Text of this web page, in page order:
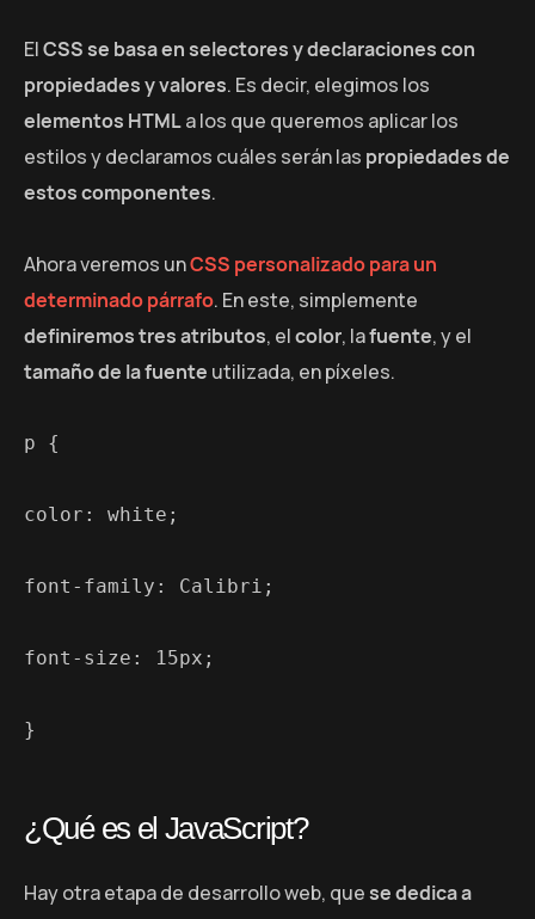
ElCSS se basa en selectores y declaraciones con
propiedades y valores. Es decir, elegimos los
elementos HTMLa los que queremos aplicar los
estilos y declaramos cuáles serán las propiedades de
estos componentes.
Ahora veremos unCSS personalizado para un
determinado párrafo. En este, simplemente
definiremos tres atributos, elcolor, lafuente, y el
tamaño de la fuente utilizada, en píxeles.
p {
color: white;
font-family: Calibri;
font-size: 15px;
}
¿Qué es el JavaScript?
Hay otra etapa de desarrollo web, quese dedica a